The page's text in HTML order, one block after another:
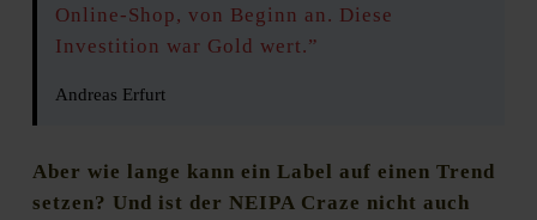
Online-Shop, von Beginn an. Diese
Investition war Gold wert.”
Andreas Erfurt
Aber wie lange kann ein Label auf einen Trend
setzen? Und ist der NEIPA Craze nicht auch